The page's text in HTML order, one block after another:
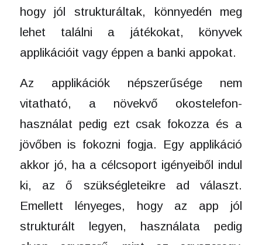
hogy jól strukturáltak, könnyedén meg
lehet találni a játékokat, könyvek
applikációit vagy éppen a banki appokat.
Az applikációk népszerűsége nem
vitatható, a növekvő okostelefon-
használat pedig ezt csak fokozza és a
jövőben is fokozni fogja. Egy applikáció
akkor jó, ha a célcsoport igényeiből indul
ki, az ő szükségleteikre ad választ.
Emellett lényeges, hogy az app jól
strukturált legyen, használata pedig